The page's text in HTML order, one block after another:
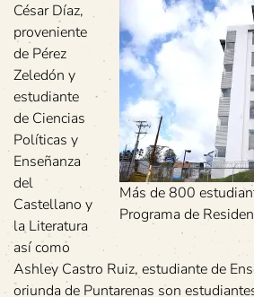
Más de 800
Programa de
César Díaz,
proveniente
de Pérez
Zeledón y
estudiante
de Ciencias
Políticas y
Enseñanza
del
Castellano y
la Literatura
así como
Ashley Castro Ruiz, estudiante de
oriunda de Puntarenas son